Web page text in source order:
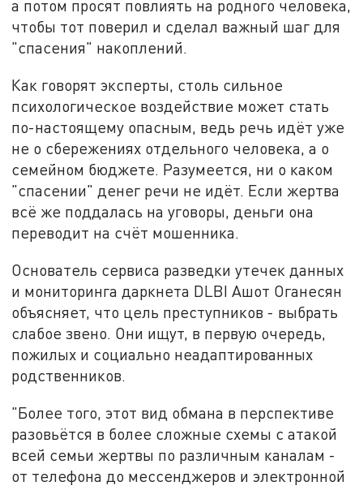
а потом просят повлиять на родного человека,
чтобы тот поверил и сделал важный шаг для
"спасения" накоплений.
Как говорят эксперты, столь сильное
психологическое воздействие может стать
по-настоящему опасным, ведь речь идёт уже
не о сбережениях отдельного человека, а о
семейном бюджете. Разумеется, ни о каком
"спасении" денег речи не идёт. Если жертва
всё же поддалась на уговоры, деньги она
переводит на счёт мошенника.
Основатель сервиса разведки утечек данных
и мониторинга даркнета DLBI Ашот Оганесян
объясняет, что цель преступников - выбрать
слабое звено. Они ищут, в первую очередь,
пожилых и социально неадаптированных
родственников.
"Более того, этот вид обмана в перспективе
разовьётся в более сложные схемы с атакой
всей семьи жертвы по различным каналам -
от телефона до мессенджеров и электронной